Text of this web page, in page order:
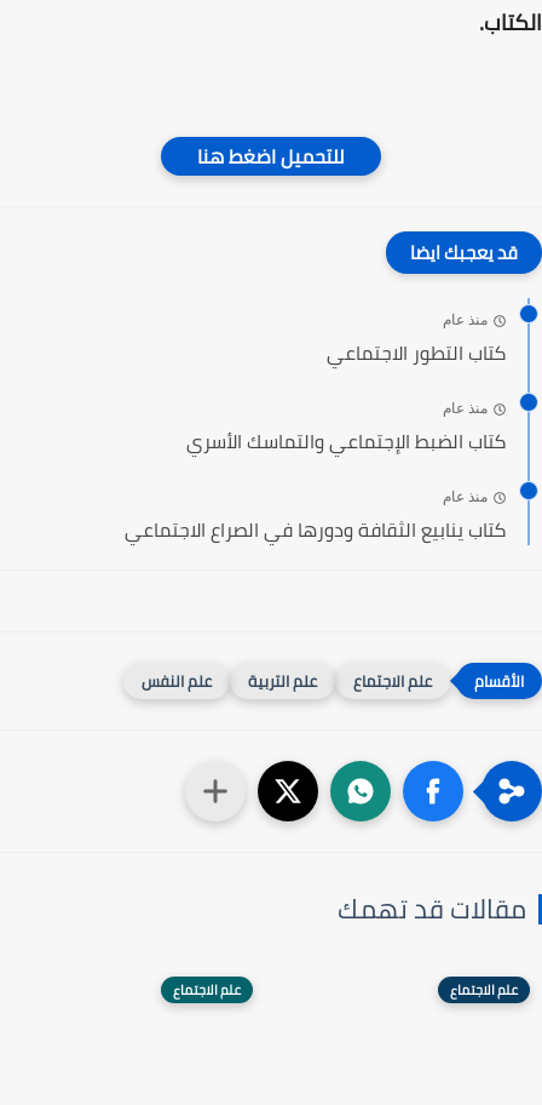
الكتاب.
للتحميل اضغط هنا
قد يعجبك ايضا
منذ عام
كتاب التطور الاجتماعي
منذ عام
كتاب الضبط الإجتماعي والتماسك الأسري
منذ عام
كتاب ينابيع الثقافة ودورها في الصراع الاجتماعي
علم الاجتماع علم التربية علم النفس
مقالات قد تهمك
علم الاجتماع علم الاجتماع